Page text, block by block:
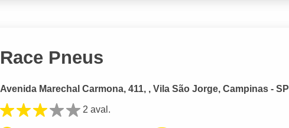
Race Pneus
Avenida Marechal Carmona, 411, , Vila São Jorge, Campinas - SP
2 aval.